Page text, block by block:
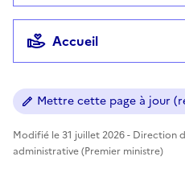
Accueil
Mettre cette page à jour
Modifié le 31 juillet 2026 - Direction
administrative (Premier ministre)